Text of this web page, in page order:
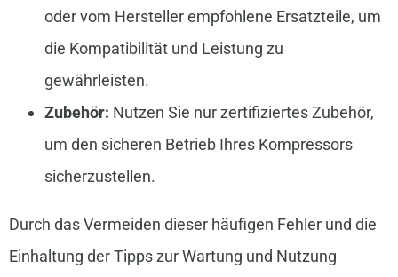
oder vom Hersteller empfohlene Ersatzteile, um
die Kompatibilität und Leistung zu
gewährleisten.
Zubehör: Nutzen Sie nur zertifiziertes Zubehör,
um den sicheren Betrieb Ihres Kompressors
sicherzustellen.
Durch das Vermeiden dieser häufigen Fehler und die
Einhaltung der Tipps zur Wartung und Nutzung